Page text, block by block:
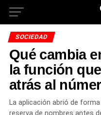
SOCIEDAD
Qué cambia
la función
atrás al
La aplicación abrió de
reserva de nombres antes